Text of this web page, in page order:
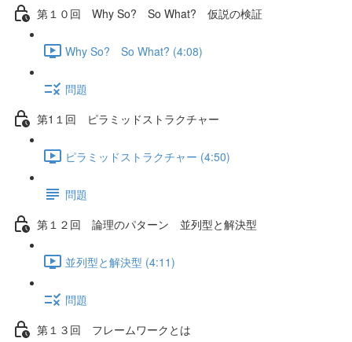
第１０回 Why So? So What? 仮説の検証
Why So? So What? (4:08)
問題
第1１回 ピラミッドストラクチャー
ピラミッドストラクチャー (4:50)
問題
第１２回 論理のパターン 並列型と解決型
並列型と解決型 (4:11)
問題
第１３回 フレームワークとは